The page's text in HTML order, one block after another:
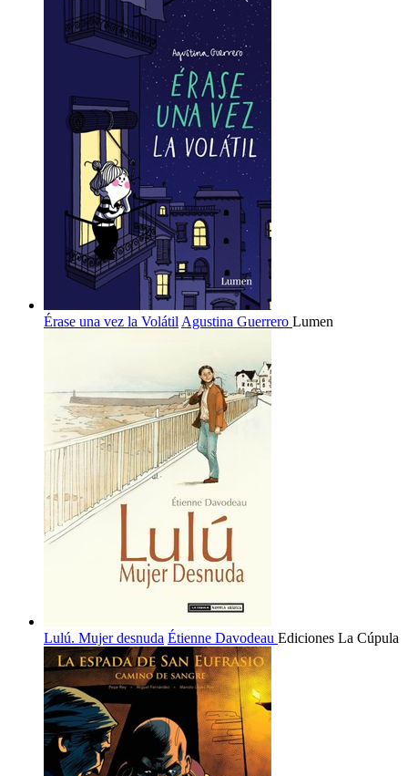
Érase una vez la Volátil Agustina Guerrero Lumen
Lulú. Mujer desnuda Étienne Davodeau Ediciones La Cúpula